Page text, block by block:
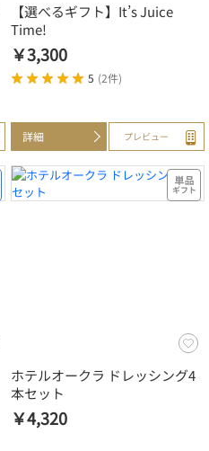
【選べるギフト】It’s Juice
Time!
￥3,300
5 (2件)
詳細 プレビュー
ホテルオークラ ドレッシング4
本セット
￥4,320